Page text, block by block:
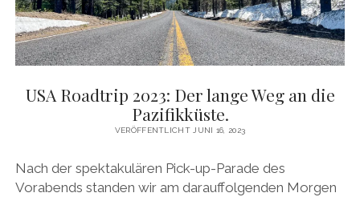
USA Roadtrip 2023: Der lange Weg an die
Pazifikküste.
VERÖFFENTLICHT JUNI 16, 2023
Nach der spektakulären Pick-up-Parade des
Vorabends standen wir am darauffolgenden Morgen